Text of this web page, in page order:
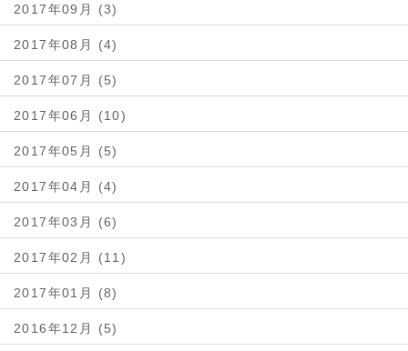
2017年09月 (3)
2017年08月 (4)
2017年07月 (5)
2017年06月 (10)
2017年05月 (5)
2017年04月 (4)
2017年03月 (6)
2017年02月 (11)
2017年01月 (8)
2016年12月 (5)